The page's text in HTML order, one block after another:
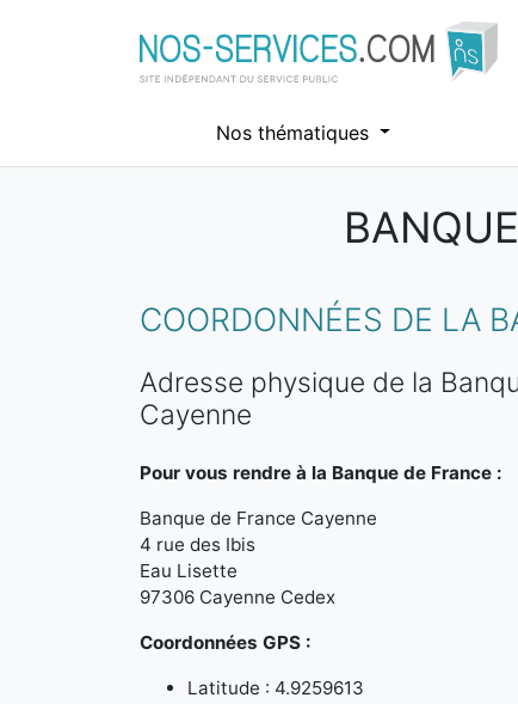
Nos thématiques
COORDONNÉES DE LA
Adresse physique de la
Cayenne
Pour vous rendre à la Banque de France :
Banque de France Cayenne
4 rue des Ibis
Eau Lisette
97306 Cayenne Cedex
Coordonnées GPS :
Latitude : 4.9259613